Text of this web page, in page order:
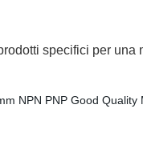
specifici per una